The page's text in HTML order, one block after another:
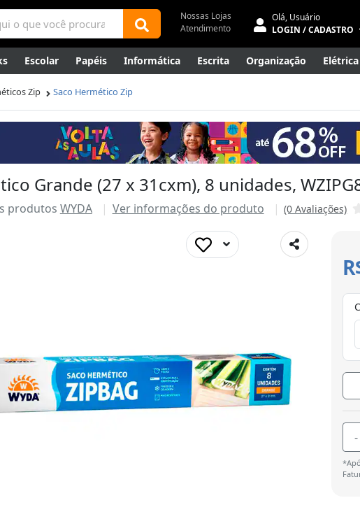
Nossas Lojas
Atendimento
Olá, Usuário
LOGIN / CADASTRO
Escolar Papéis Informática Escrita Organização Elétrica
Mídias Envelopes
Canetas Luxo
Outlet
Zip Saco Hermético Zip
Grande (27 x 31cxm), 8 unidades,
produtos WYDA Ver informações do produto (0 Avaliações)
-